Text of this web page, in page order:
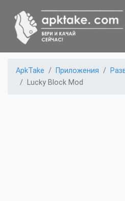
ApkTake Приложения
Lucky Block Mod